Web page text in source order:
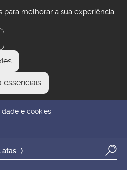
para melhorar a sua experiência.
essenciais
e cookies